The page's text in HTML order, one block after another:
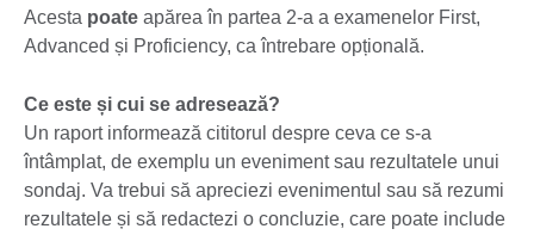
Acesta poate apărea în partea 2-a a examenelor First,
Advanced și Proficiency, ca întrebare opțională.
Ce este și cui se adresează?
Un raport informează cititorul despre ceva ce s-a
întâmplat, de exemplu un eveniment sau rezultatele unui
sondaj. Va trebui să apreciezi evenimentul sau să rezumi
rezultatele și să redactezi o concluzie, care poate include